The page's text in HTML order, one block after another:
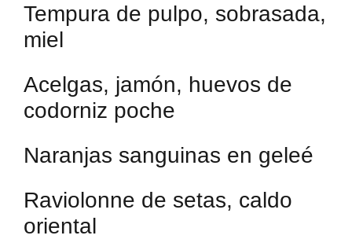
Tempura de pulpo, sobrasada,
miel
Acelgas, jamón, huevos de
codorniz poche
Naranjas sanguinas en geleé
Raviolonne de setas, caldo
oriental